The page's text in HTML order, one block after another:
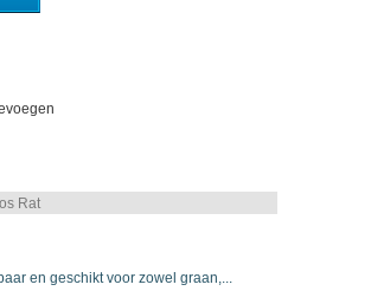
en geschikt voor zowel graan,...